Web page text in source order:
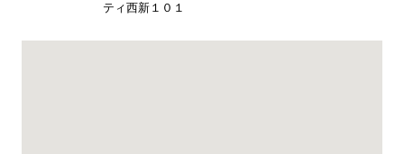
ティ西新１０１